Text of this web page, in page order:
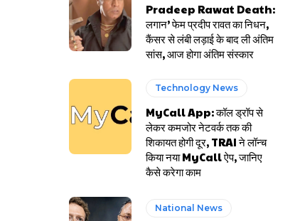
Pradeep Rawat Death:
लगान’ फेम प्रदीप रावत का निधन,
कैंसर से लंबी लड़ाई के बाद ली अंतिम
सांस, आज होगा अंतिम संस्कार
Technology News
MyCall App: कॉल ड्रॉप से
लेकर कमजोर नेटवर्क तक की
शिकायत होगी दूर, TRAI ने लॉन्च
किया नया MyCall ऐप, जानिए
कैसे करेगा काम
National News